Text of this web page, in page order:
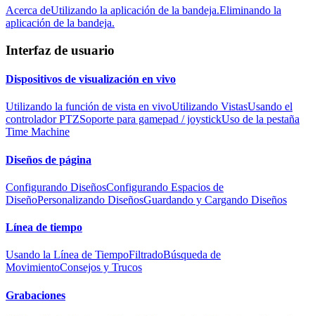
Acerca deUtilizando la aplicación de la bandeja.Eliminando la
aplicación de la bandeja.
Interfaz de usuario
Dispositivos de visualización en vivo
Utilizando la función de vista en vivoUtilizando VistasUsando el
controlador PTZSoporte para gamepad / joystickUso de la pestaña
Time Machine
Diseños de página
Configurando DiseñosConfigurando Espacios de
DiseñoPersonalizando DiseñosGuardando y Cargando Diseños
Línea de tiempo
Usando la Línea de TiempoFiltradoBúsqueda de
MovimientoConsejos y Trucos
Grabaciones